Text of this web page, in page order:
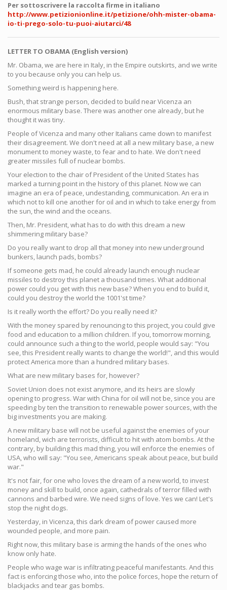
Per sottoscrivere la raccolta firme in italiano
http://www.petizionionline.it/petizione/ohh-mister-obama-
io-ti-prego-solo-tu-puoi-aiutarci/48
LETTER TO OBAMA (English version)
Mr. Obama, we are here in Italy, in the Empire outskirts, and we write
to you because only you can help us.
Something weird is happening here.
Bush, that strange person, decided to build near Vicenza an
enormous military base. There was another one already, but he
thought it was tiny.
People of Vicenza and many other Italians came down to manifest
their disagreement. We don't need at all a new military base, a new
monument to money waste, to fear and to hate. We don't need
greater missiles full of nuclear bombs.
Your election to the chair of President of the United States has
marked a turning point in the history of this planet. Now we can
imagine an era of peace, undestanding, communication. An era in
which not to kill one another for oil and in which to take energy from
the sun, the wind and the oceans.
Then, Mr. President, what has to do with this dream a new
shimmering military base?
Do you really want to drop all that money into new underground
bunkers, launch pads, bombs?
If someone gets mad, he could already launch enough nuclear
missiles to destroy this planet a thousand times. What additional
power could you get with this new base? When you end to build it,
could you destroy the world the 1001'st time?
Is it really worth the effort? Do you really need it?
With the money spared by renouncing to this project, you could give
food and education to a million children. If you, tomorrow morning,
could announce such a thing to the world, people would say: "You
see, this President really wants to change the world!", and this would
protect America more than a hundred military bases.
What are new military bases for, however?
Soviet Union does not exist anymore, and its heirs are slowly
opening to progress. War with China for oil will not be, since you are
speeding by ten the transition to renewable power sources, with the
big investments you are making.
A new military base will not be useful against the enemies of your
homeland, wich are terrorists, difficult to hit with atom bombs. At the
contrary, by building this mad thing, you will enforce the enemies of
USA, who will say: "You see, Americans speak about peace, but build
war."
It's not fair, for one who loves the dream of a new world, to invest
money and skill to build, once again, cathedrals of terror filled with
cannons and barbed wire. We need signs of love. Yes we can! Let's
stop the night dogs.
Yesterday, in Vicenza, this dark dream of power caused more
wounded people, and more pain.
Right now, this military base is arming the hands of the ones who
know only hate.
People who wage war is infiltrating peaceful manifestants. And this
fact is enforcing those who, into the police forces, hope the return of
blackjacks and tear gas bombs.